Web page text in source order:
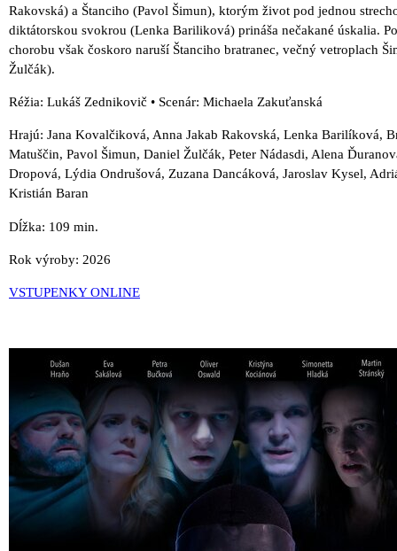
Rakovská) a Štanciho (Pavol Šimun), ktorým život pod jednou
diktátorskou svokrou (Lenka Bariliková) prináša nečakané úskalia.
chorobu však čoskoro naruší Štanciho bratranec, večný vetroplach
Žulčák).
Réžia: Lukáš Zednikovič • Scenár: Michaela Zakuťanská
Hrajú: Jana Kovalčiková, Anna Jakab Rakovská, Lenka Barilíková,
Matuščin, Pavol Šimun, Daniel Žulčák, Peter Nádasdi, Alena
Dropová, Lýdia Ondrušová, Zuzana Dancáková, Jaroslav Kysel,
Kristián Baran
Dĺžka: 109 min.
Rok výroby: 2026
VSTUPENKY ONLINE